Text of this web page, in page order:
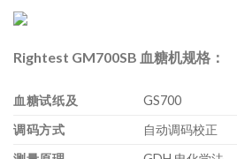
Rightest GM700SB 血糖机规格：
血糖试纸及
GS700
调码方式
自动调码校正